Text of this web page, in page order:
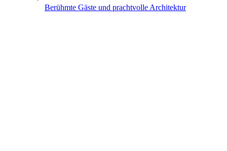
Berühmte Gäste und prachtvolle Architektur